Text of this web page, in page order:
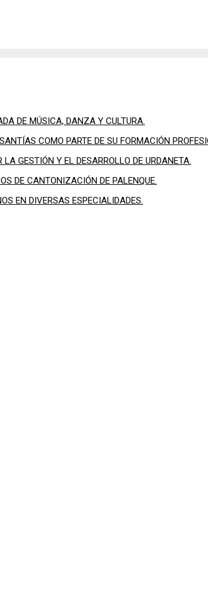
DE MÚSICA, DANZA Y CULTURA.
COMO PARTE DE SU FORMACIÓN
GESTIÓN Y EL DESARROLLO DE URDANETA.
DE CANTONIZACIÓN DE PALENQUE.
EN DIVERSAS ESPECIALIDADES.